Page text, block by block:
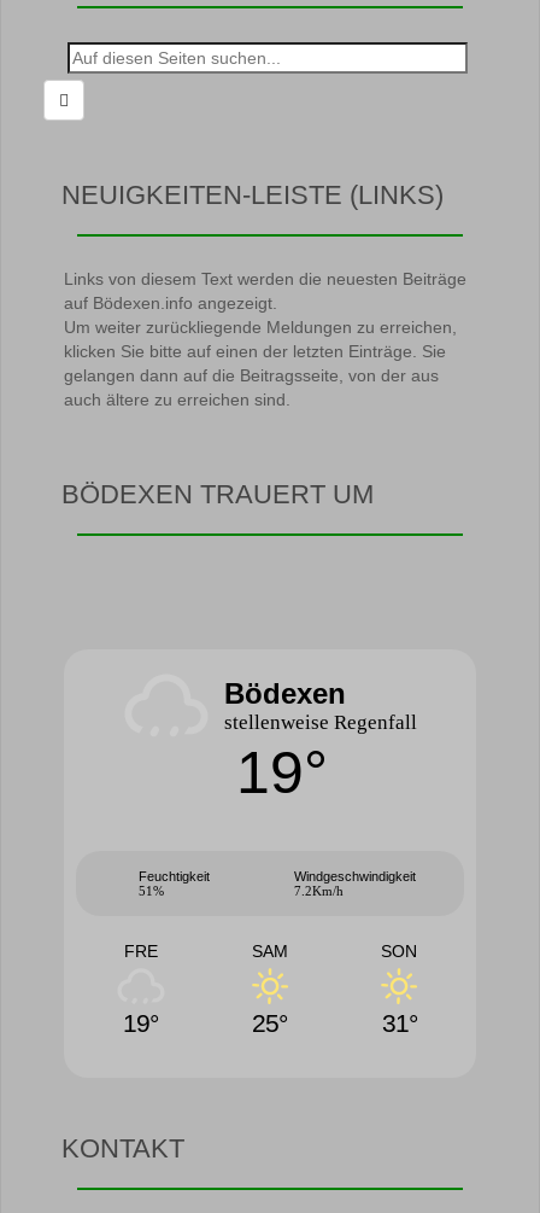
Suche
nach:
NEUIGKEITEN-LEISTE (LINKS)
Links von diesem Text werden die neuesten Beiträge
auf Bödexen.info angezeigt.
Um weiter zurückliegende Meldungen zu erreichen,
klicken Sie bitte auf einen der letzten Einträge. Sie
gelangen dann auf die Beitragsseite, von der aus
auch ältere zu erreichen sind.
BÖDEXEN TRAUERT UM
Bödexen
stellenweise Regenfall
19°
Feuchtigkeit
51%
Windgeschwindigkeit
7.2Km/h
FRE
19°
SAM
25°
SON
31°
KONTAKT